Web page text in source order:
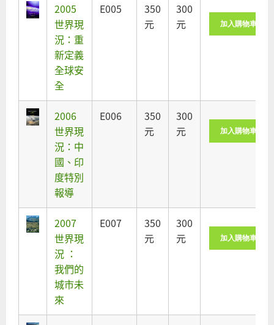
2005
世界現
況：重
新定義
全球安
全
E005
350
元
300
元
2006
世界現
況：中
國、印
度特別
報導
E006
350
元
300
元
2007
世界現
況 ：
我們的
城市未
來
E007
350
元
300
元